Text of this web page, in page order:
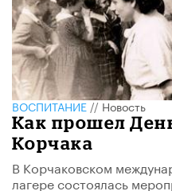
ВОСПИТАНИЕ//Новость
Как прошел
Корчака
В Корчаковском
лагере состоялась